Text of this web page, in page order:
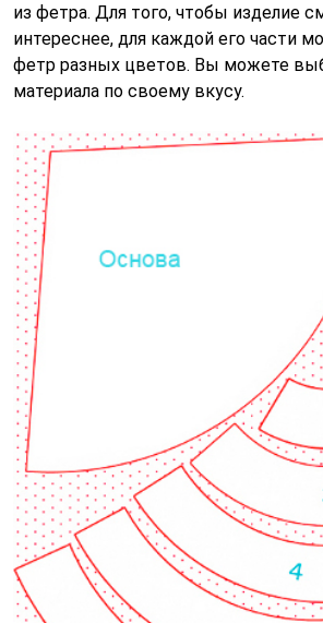
из фетра. Для того, чтобы изделие
интереснее, для каждой его части
фетр разных цветов. Вы можете
материала по своему вкусу.